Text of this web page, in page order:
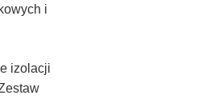
i
izolacji